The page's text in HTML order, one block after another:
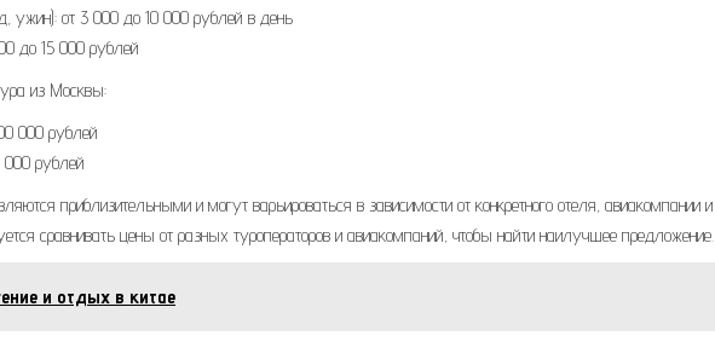
ужин): от 3 000 до 10 000 рублей в день
до 15 000 рублей
из Москвы:
000 рублей
000 рублей
приблизительными и могут варьироваться в зависимости от конкретного отеля, авиакомпании и
сравнивать цены от разных туроператоров и авиакомпаний, чтобы найти наилучшее предложение.
и отдых в китае